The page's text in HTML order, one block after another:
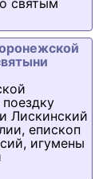
святым
Лискинский
епископ
игумены